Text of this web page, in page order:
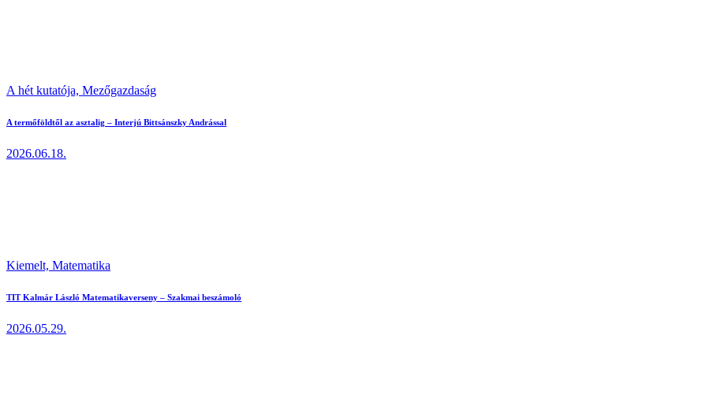
A hét kutatója, Mezőgazdaság
A termőföldtől az asztalig – Interjú Bittsánszky Andrással
2026.06.18.
Kiemelt, Matematika
TIT Kalmár László Matematikaverseny – Szakmai beszámoló
2026.05.29.